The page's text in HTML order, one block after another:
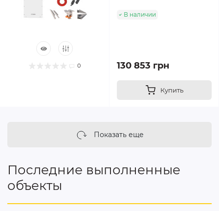
0
В наличии
130 853 грн
Купить
Показать еще
Последние выполненные
объекты